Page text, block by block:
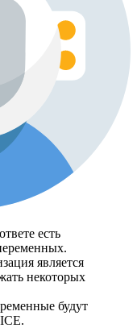
есть
является
некоторых
будут